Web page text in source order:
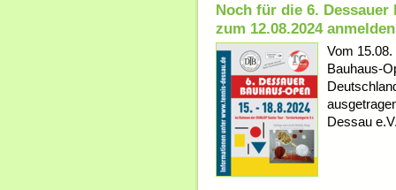
Noch für die 6.
zum 12.08.2024
Vom
Bauhaus-
Dessau